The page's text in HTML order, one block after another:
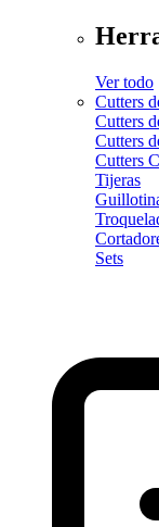
Ver todo
Cutters
Cutters
Cutters
Cutters
Tijeras
Sets